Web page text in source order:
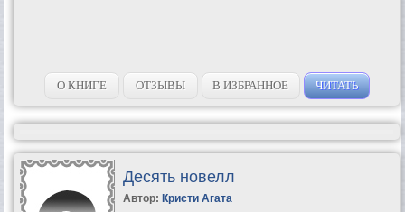
О КНИГЕ ОТЗЫВЫ В ИЗБРАННОЕ ЧИТАТЬ
Десять новелл
Автор: Кристи Агата